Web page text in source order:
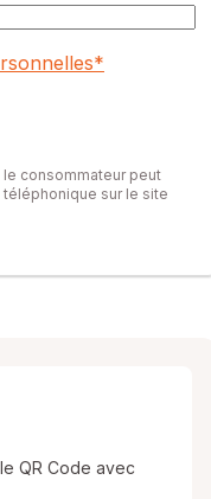
*
le consommateur peut
téléphonique sur le site
QR Code avec